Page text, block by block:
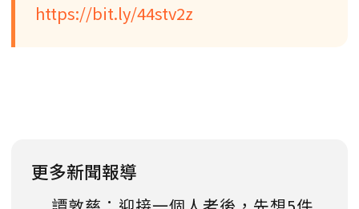
https://bit.ly/44stv2z
更多新聞報導